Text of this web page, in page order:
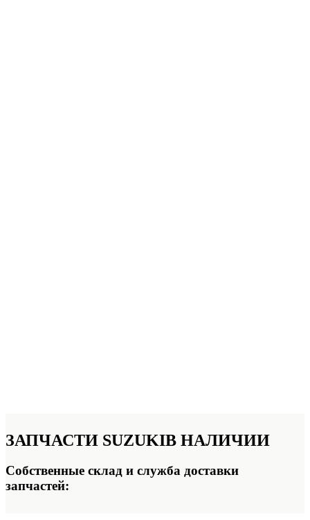
ЗАПЧАСТИ SUZUKIВ НАЛИЧИИ
Собственные склад и служба доставки
запчастей: